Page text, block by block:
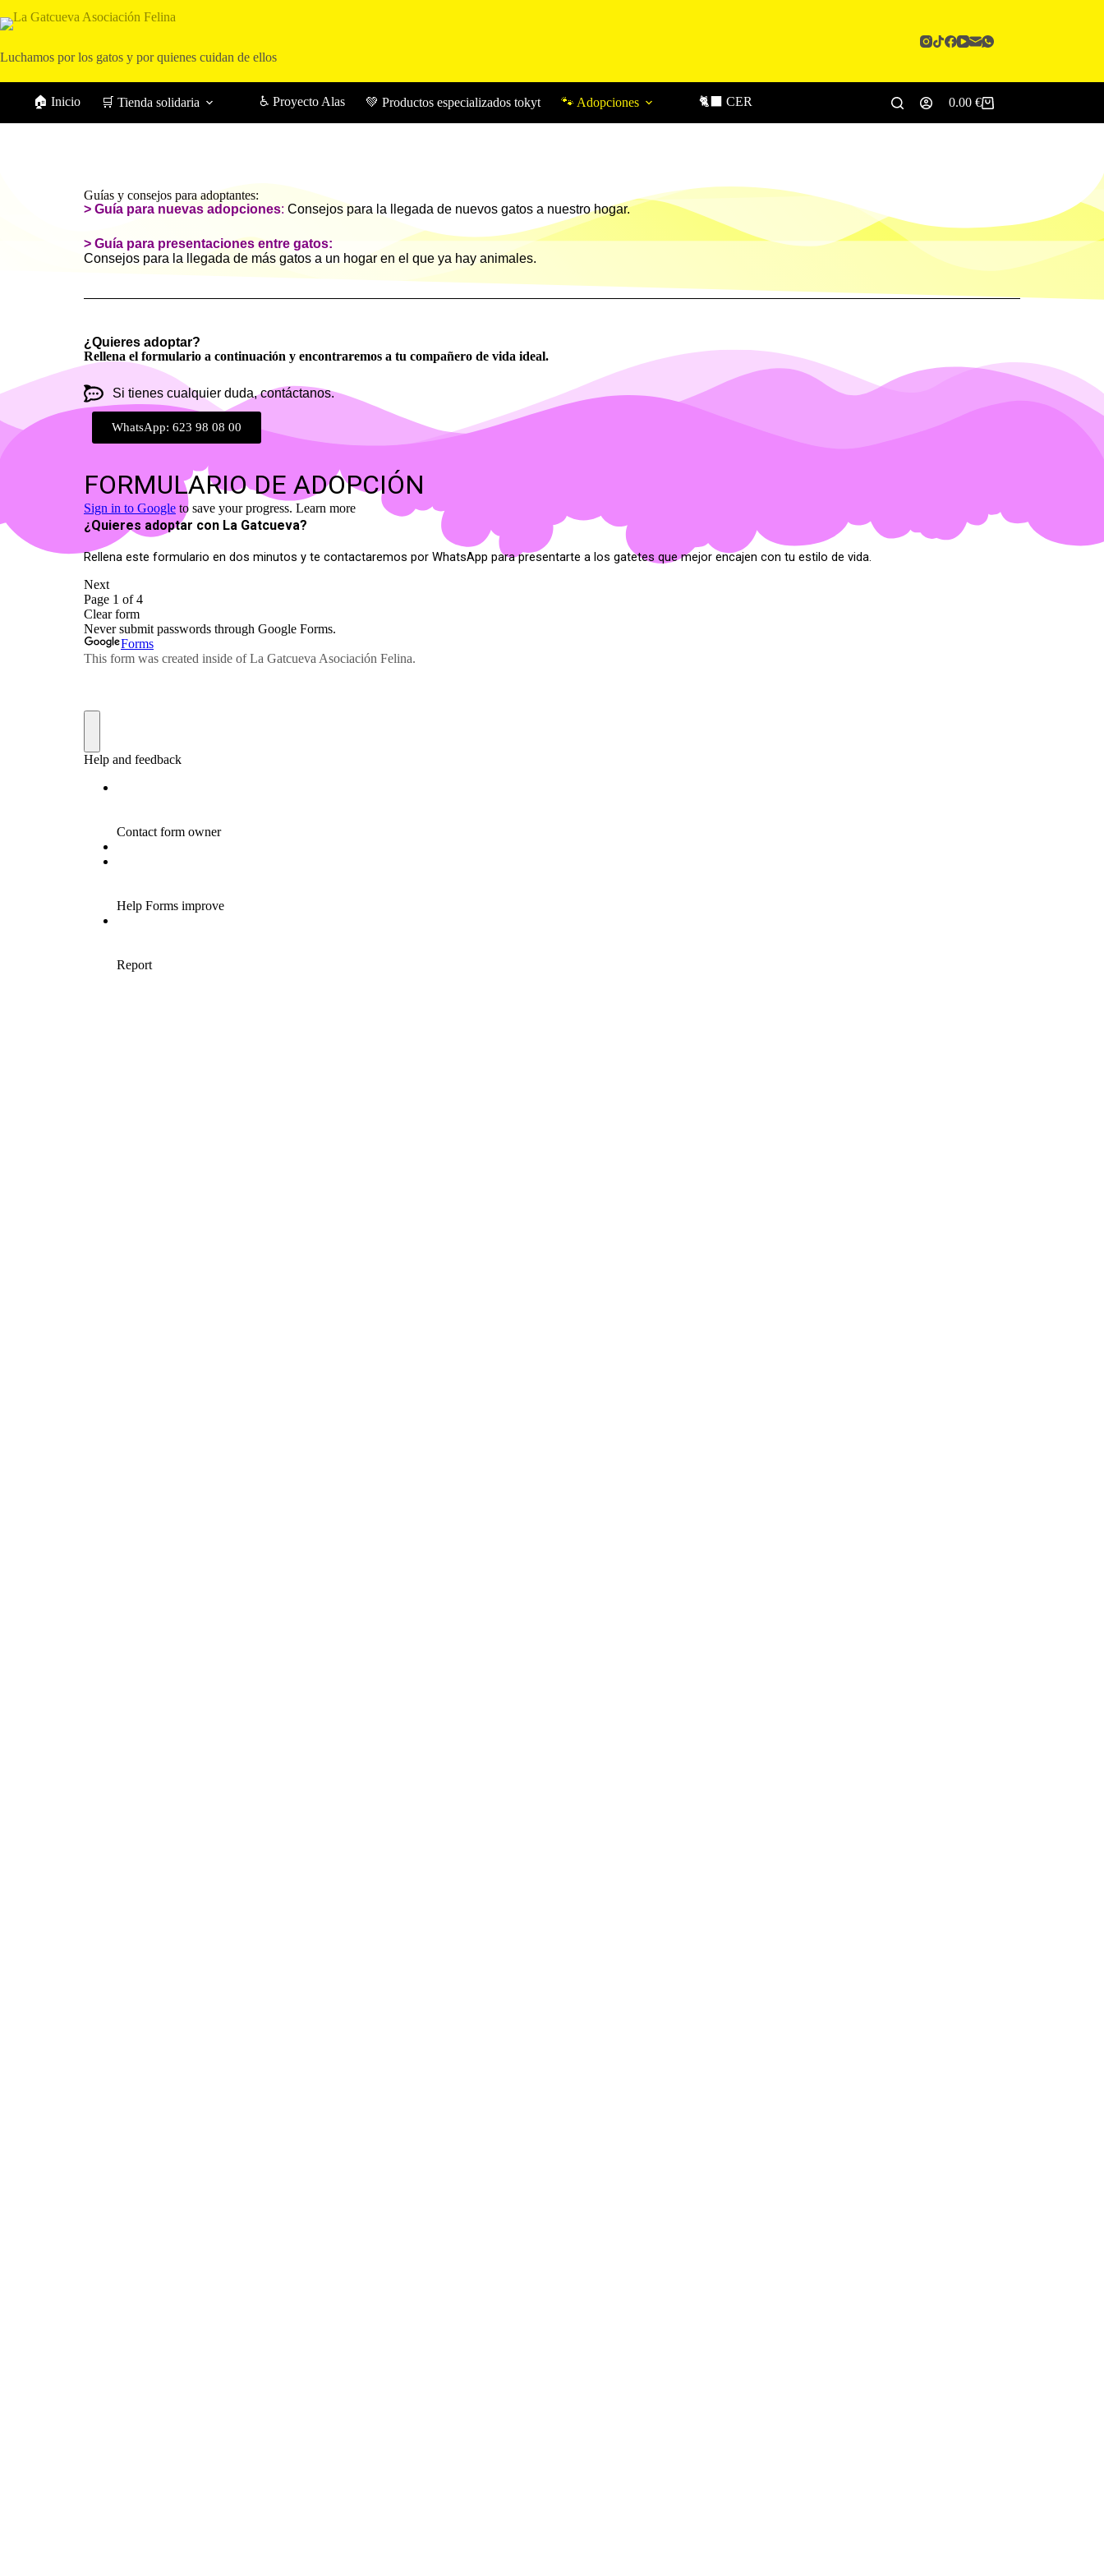
Luchamos por los gatos y por quienes cuidan de ellos
🏠 Inicio 🛒 Tienda solidaria ♿ Proyecto Alas 💚 Productos especializados tokyt 🐾 Adopciones 🐈‍⬛ CER 0.00 €
Guías y consejos para adoptantes:
> Guía para nuevas adopciones: Consejos para la llegada de nuevos gatos a nuestro hogar.
> Guía para presentaciones entre gatos:
Consejos para la llegada de más gatos a un hogar en el que ya hay animales.
¿Quieres adoptar?
Rellena el formulario a continuación y encontraremos a tu compañero de vida ideal.
Si tienes cualquier duda, contáctanos.
WhatsApp: 623 98 08 00